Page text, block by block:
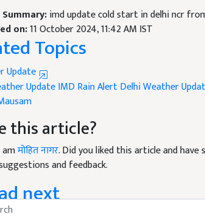
imd update cold start in delhi ncr
on:11 October 2024, 11:42 AM IST
Topics
Update
UpdateIMD Rain AlertDelhi Weather
this article?
amमोहित नागर. Did you liked this article and
and feedback.
next